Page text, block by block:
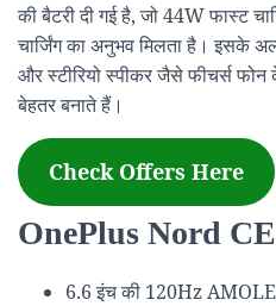
की बैटरी दी गई है, जो 44W फास्ट
चार्जिंग का अनुभव मिलता है। इसके
और स्टीरियो स्पीकर जैसे फीचर्स
बेहतर बनाते हैं।
Check Offers Here
OnePlus Nord
6.6 इंच की 120Hz